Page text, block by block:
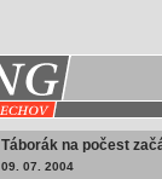
Táborák na počest
09. 07. 2004